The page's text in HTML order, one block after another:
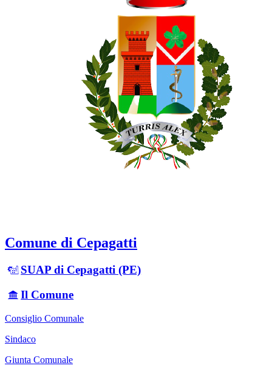
Comune di Cepagatti
SUAP di Cepagatti (PE)
Il Comune
Consiglio Comunale
Sindaco
Giunta Comunale